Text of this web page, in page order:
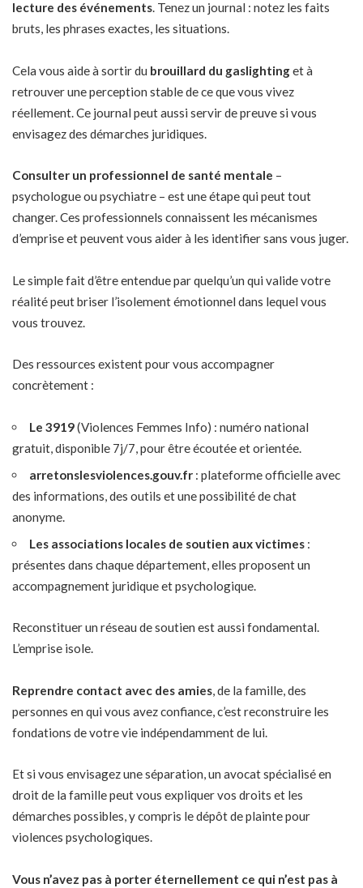
lecture des événements. Tenez un journal : notez les faits
bruts, les phrases exactes, les situations.
Cela vous aide à sortir du brouillard du gaslightinget à
retrouver une perception stable de ce que vous vivez
réellement. Ce journal peut aussi servir de preuve si vous
envisagez des démarches juridiques.
Consulter un professionnel de santé mentale –
psychologue ou psychiatre – est une étape qui peut tout
changer. Ces professionnels connaissent les mécanismes
d’emprise et peuvent vous aider à les identifier sans vous juger.
Le simple fait d’être entendue par quelqu’un qui valide votre
réalité peut briser l’isolement émotionnel dans lequel vous
vous trouvez.
Des ressources existent pour vous accompagner
concrètement :
Le 3919(Violences Femmes Info) : numéro national
gratuit, disponible 7j/7, pour être écoutée et orientée.
arretonslesviolences.gouv.fr : plateforme officielle avec
des informations, des outils et une possibilité de chat
anonyme.
Les associations locales de soutien aux victimes :
présentes dans chaque département, elles proposent un
accompagnement juridique et psychologique.
Reconstituer un réseau de soutien est aussi fondamental.
L’emprise isole.
Reprendre contact avec des amies, de la famille, des
personnes en qui vous avez confiance, c’est reconstruire les
fondations de votre vie indépendamment de lui.
Et si vous envisagez une séparation, un avocat spécialisé en
droit de la famille peut vous expliquer vos droits et les
démarches possibles, y compris le dépôt de plainte pour
violences psychologiques.
Vous n’avez pas à porter éternellement ce qui n’est pas à